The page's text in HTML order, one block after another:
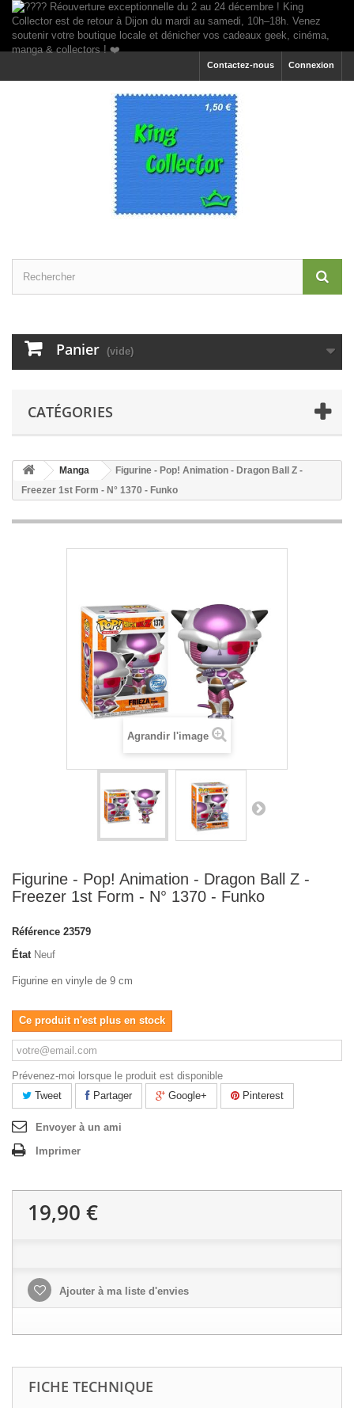
Connexion
Contactez-nous
Panier (vide)
CATÉGORIES
Manga
Figurine - Pop! Animation - Dragon Ball Z -
Freezer 1st Form - N° 1370 - Funko
Agrandir l'image
Figurine - Pop! Animation - Dragon Ball Z -
Freezer 1st Form - N° 1370 - Funko
Référence 23579
État Neuf
Figurine en vinyle de 9 cm
Ce produit n'est plus en stock
Prévenez-moi lorsque le produit est disponible
Tweet
Partager Google+ Pinterest
Envoyer à un ami
Imprimer
19,90 €
Ajouter à ma liste d'envies
FICHE TECHNIQUE